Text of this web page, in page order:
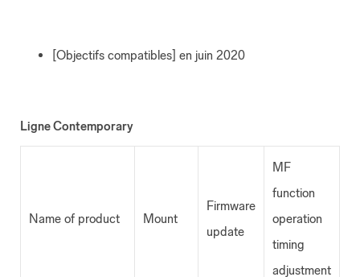
[Objectifs compatibles] en juin 2020
Ligne Contemporary
Name of product Mount
Firmware
update
MF
function
operation
timing
adjustment